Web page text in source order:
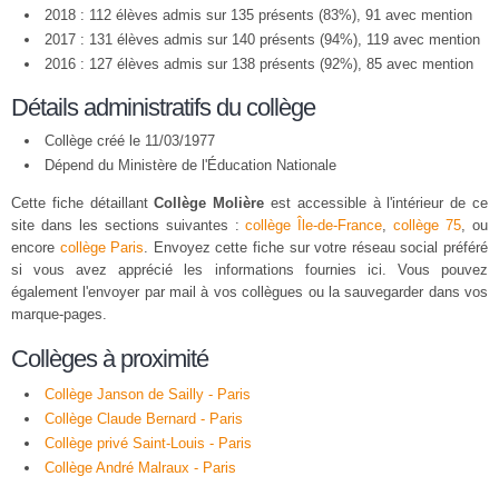
2018 : 112 élèves admis sur 135 présents (83%), 91 avec mention
2017 : 131 élèves admis sur 140 présents (94%), 119 avec mention
2016 : 127 élèves admis sur 138 présents (92%), 85 avec mention
Détails administratifs du collège
Collège créé le 11/03/1977
Dépend du Ministère de l'Éducation Nationale
Cette fiche détaillantCollège Molière est accessible à l'intérieur de ce
site dans les sections suivantes :collège Île-de-France,collège 75, ou
encore collège Paris. Envoyez cette fiche sur votre réseau social préféré
si vous avez apprécié les informations fournies ici. Vous pouvez
également l'envoyer par mail à vos collègues ou la sauvegarder dans vos
marque-pages.
Collèges à proximité
Collège Janson de Sailly - Paris
Collège Claude Bernard - Paris
Collège privé Saint-Louis - Paris
Collège André Malraux - Paris